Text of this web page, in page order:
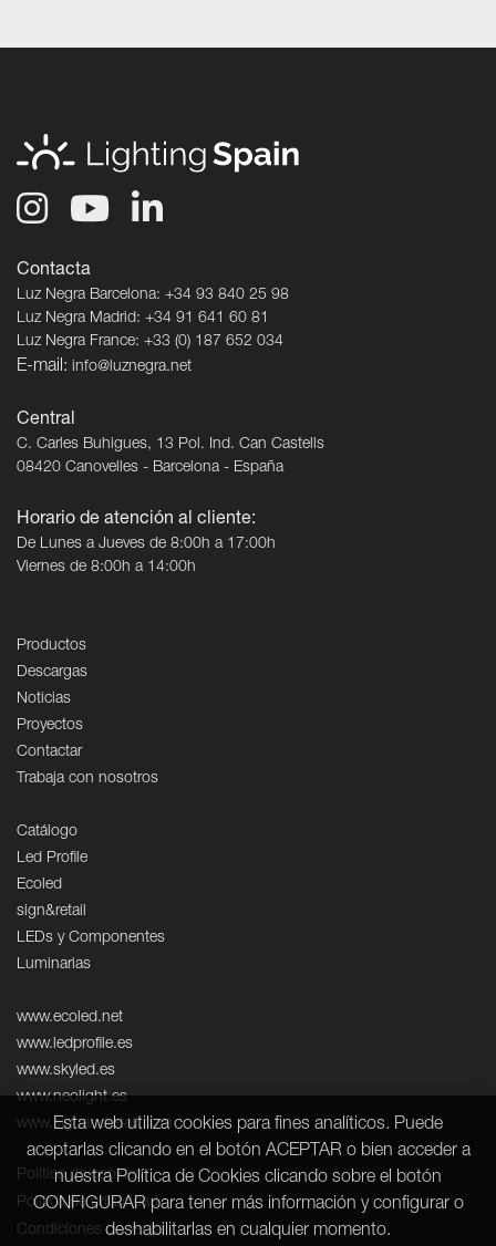
Contacta
Luz Negra Barcelona: +34 93 840 25 98
Luz Negra Madrid: +34 91 641 60 81
Luz Negra France: +33 (0) 187 652 034
E-mail: info@luznegra.net
Central
C. Carles Buhigues, 13 Pol. Ind. Can Castells
08420 Canovelles - Barcelona - España
Horario de atención al cliente:
De Lunes a Jueves de 8:00h a 17:00h
Viernes de 8:00h a 14:00h
Productos
Descargas
Noticias
Proyectos
Contactar
Trabaja con nosotros
Catálogo
Led Profile
Ecoled
sign&retail
LEDs y Componentes
Luminarias
www.ecoled.net
www.ledprofile.es
www.skyled.es
www.neolight.es
www.signandretail.com
Política de cookies
Política de privacidad
Condiciones de venta
Esta web utiliza cookies para fines analíticos. Puede
aceptarlas clicando en el botón ACEPTAR o bien acceder a
nuestra Política de Cookies clicando sobre el botón
CONFIGURAR para tener más información y configurar o
deshabilitarlas en cualquier momento.